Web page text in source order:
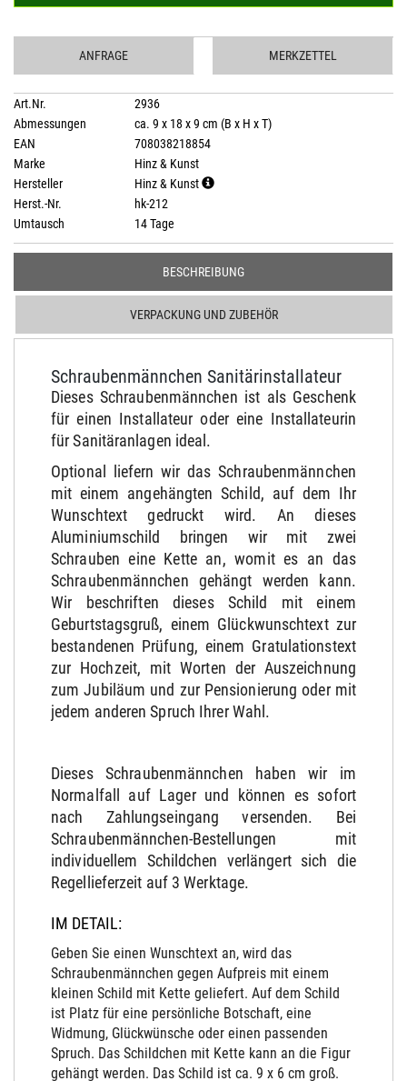
ANFRAGE MERKZETTEL
Art.Nr.
2936
Abmessungen
ca. 9 x 18 x 9 cm (B x H x T)
EAN
708038218854
Marke
Hinz & Kunst
Hersteller
Hinz & Kunst
Herst.-Nr.
hk-212
Umtausch
14 Tage
BESCHREIBUNG
VERPACKUNG UND ZUBEHÖR
Schraubenmännchen Sanitärinstallateur
Dieses Schraubenmännchen ist als Geschenk
für einen Installateur oder eine Installateurin
für Sanitäranlagen ideal.
Optional liefern wir das Schraubenmännchen
mit einem angehängten Schild, auf dem Ihr
Wunschtext gedruckt wird. An dieses
Aluminiumschild bringen wir mit zwei
Schrauben eine Kette an, womit es an das
Schraubenmännchen gehängt werden kann.
Wir beschriften dieses Schild mit einem
Geburtstagsgruß, einem Glückwunschtext zur
bestandenen Prüfung, einem Gratulationstext
zur Hochzeit, mit Worten der Auszeichnung
zum Jubiläum und zur Pensionierung oder mit
jedem anderen Spruch Ihrer Wahl.
Dieses Schraubenmännchen haben wir im
Normalfall auf Lager und können es sofort
nach Zahlungseingang versenden. Bei
Schraubenmännchen-Bestellungen mit
individuellem Schildchen verlängert sich die
Regellieferzeit auf 3 Werktage.
IM DETAIL:
Geben Sie einen Wunschtext an, wird das
Schraubenmännchen gegen Aufpreis mit einem
kleinen Schild mit Kette geliefert. Auf dem Schild
ist Platz für eine persönliche Botschaft, eine
Widmung, Glückwünsche oder einen passenden
Spruch. Das Schildchen mit Kette kann an die Figur
gehängt werden. Das Schild ist ca. 9 x 6 cm groß.